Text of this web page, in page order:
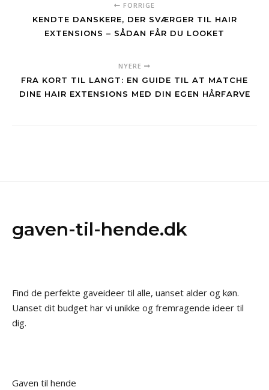
FORRIGE
KENDTE DANSKERE, DER SVÆRGER TIL HAIR
EXTENSIONS – SÅDAN FÅR DU LOOKET
NYERE
FRA KORT TIL LANGT: EN GUIDE TIL AT MATCHE
DINE HAIR EXTENSIONS MED DIN EGEN HÅRFARVE
gaven-til-hende.dk
Find de perfekte gaveideer til alle, uanset alder og køn.
Uanset dit budget har vi unikke og fremragende ideer til
dig.
Gaven til hende